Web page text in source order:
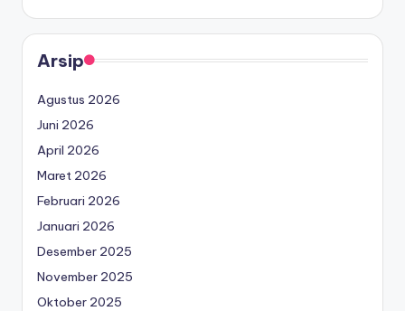
Arsip
Agustus 2026
Juni 2026
April 2026
Maret 2026
Februari 2026
Januari 2026
Desember 2025
November 2025
Oktober 2025